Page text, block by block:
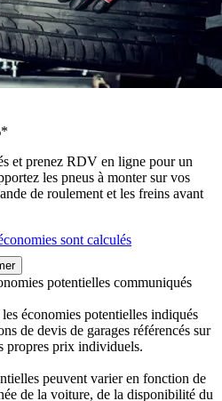
et prenez RDV en ligne pour un
les pneus à monter sur vos
de roulement et les freins avant
sont calculés
potentielles communiqués
économies potentielles indiqués
de devis de garages référencés sur
propres prix individuels.
peuvent varier en fonction de
de la voiture, de la disponibilité du